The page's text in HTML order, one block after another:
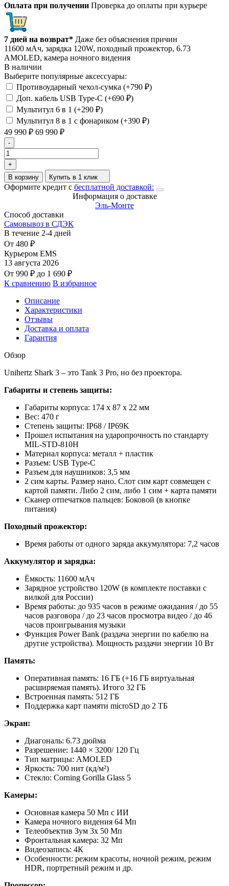
Оплата при получении Проверка до оплаты при курьере
7 дней на возврат* Даже без объяснения причин
11600 ​мАч, зарядка 120W, походный прожектор, 6.73
AMOLED, камера ночного видения
В наличии
Выберите популярные аксессуары:
Противоударный чехол-сумка (+790 ₽)
Доп. кабель USB Type-C (+690 ₽)
Мультитул 6 в 1 (+290 ₽)
Мультитул 8 в 1 с фонариком (+390 ₽)
49 990 ₽ 69 990 ₽
-
+
В корзину
Купить в 1 клик
Оформите кредит с бесплатной доставкой:
Информация о доставке
Эль-Монте
Способ доставки
Самовывоз в СДЭК
В течение 2-4 дней
От 480 ₽
Курьером EMS
13 августа 2026
От 990 ₽ до 1 690 ₽
К сравнению В избранное
Описание
Характеристики
Отзывы
Доставка и оплата
Гарантия
Обзор
Unihertz Shark 3 – это Tank 3 Pro, но без проектора.
Габариты и степень защиты:
Габариты корпуса: 174 x 87 x 22 мм
Вес: 470 г
Степень защиты: IP68 / IP69K
Прошел испытания на ударопрочность по стандарту
MIL-STD-810H
Материал корпуса: металл + пластик
Разъем: USB Type-C
Разъем для наушников: 3,5 мм
2 сим карты. Размер нано. Слот сим карт совмещен с
картой памяти. Либо 2 сим, либо 1 сим + карта памяти
Сканер отпечатков пальцев: Боковой (в кнопке
питания)
Походный прожектор:
Время работы от одного заряда аккумулятора: 7,2 часов
Аккумулятор и зарядка:
Ёмкость: 11600 мАч
Зарядное устройство 120W (в комплекте поставки с
вилкой для России)
Время работы: до 935 часов в режиме ожидания / до 55
часов разговора / до 23 часов просмотра видео / до 46
часов проигрывания музыки
Функция Power Bank (раздача энергии по кабелю на
другие устройства). Мощность раздачи энергии 10 Вт
Память:
Оперативная память: 16 ГБ (+16 ГБ виртуальная
расширяемая память). Итого 32 ГБ
Встроенная память: 512 ГБ
Поддержка карт памяти microSD до 2 ТБ
Экран:
Диагональ: 6.73 дюйма
Разрешение: 1440 × 3200/ 120 Гц
Тип матрицы: AMOLED
Яркость: 700 нит (кд/м²)
Стекло: Corning Gorilla Glass 5
Камеры:
Основная камера 50 Мп с ИИ
Камера ночного видения 64 Мп
Телеобъектив Зум 3x 50 Мп
Фронтальная камера: 32 Мп
Видеозапись: 4К
Особенности: режим красоты, ночной режим, режим
HDR, портретный режим и др.